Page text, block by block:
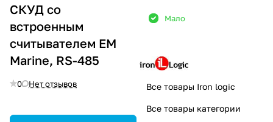
СКУД со
встроенным
считывателем EM
Marine, RS-485
0 Нет отзывов
Мало
Все товары Iron logic
Все товары категории